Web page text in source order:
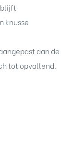
blijft
knusse
aan de
tot opvallend.